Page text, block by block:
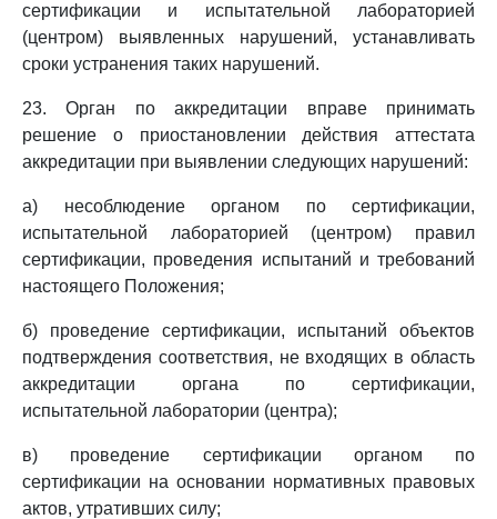
сертификации и испытательной лабораторией
(центром) выявленных нарушений, устанавливать
сроки устранения таких нарушений.
23. Орган по аккредитации вправе принимать
решение о приостановлении действия аттестата
аккредитации при выявлении следующих нарушений:
а) несоблюдение органом по сертификации,
испытательной лабораторией (центром) правил
сертификации, проведения испытаний и требований
настоящего Положения;
б) проведение сертификации, испытаний объектов
подтверждения соответствия, не входящих в область
аккредитации органа по сертификации,
испытательной лаборатории (центра);
в) проведение сертификации органом по
сертификации на основании нормативных правовых
актов, утративших силу;